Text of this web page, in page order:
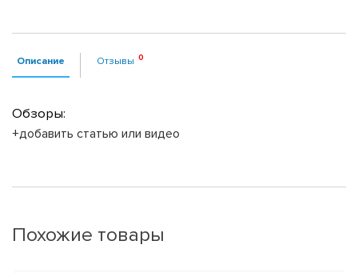
Описание Отзывы
Обзоры:
+добавить статью или видео
Похожие товары